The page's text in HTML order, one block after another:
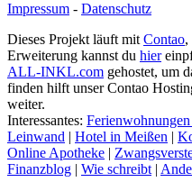
Impressum - Datenschutz
Dieses Projekt läuft mit Contao,
Erweiterung kannst du hier
ALL-INKL.com gehostet, um
finden hilft unser Contao
weiter.
Interessantes:
Leinwand | Hotel in Meißen |
Online Apotheke |
Finanzblog | Wie schreibt |